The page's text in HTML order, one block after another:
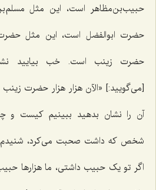
حبیب‌بن‌مظاهر است، این مثل
حضرت ابوالفضل است، این مثل
حضرت زینب است. خب بیایید
[می‌گویید:] «الآن هزار هزار حضرت زینب
آن را نشان بدهید ببینیم کیست و
شخص که داشت صحبت می‌کرد،
اگر تو یک حبیب داشتی، ما هزارها